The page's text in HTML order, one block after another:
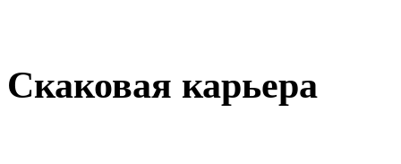
Скаковая карьера